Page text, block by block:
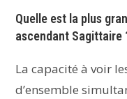
Quelle est la plus
ascendant Sagittaire
La capacité à voir
d’ensemble